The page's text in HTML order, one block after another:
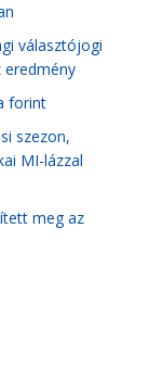
választójogi
eredmény
forint
szezon,
MI-lázzal
meg az